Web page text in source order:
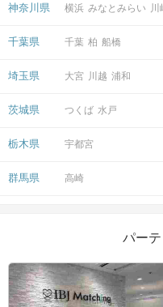
神奈川県 横浜 みなとみらい
千葉県 千葉 柏 船橋
埼玉県 大宮 川越 浦和
茨城県 つくば 水戸
栃木県 宇都宮
群馬県 高崎
パー